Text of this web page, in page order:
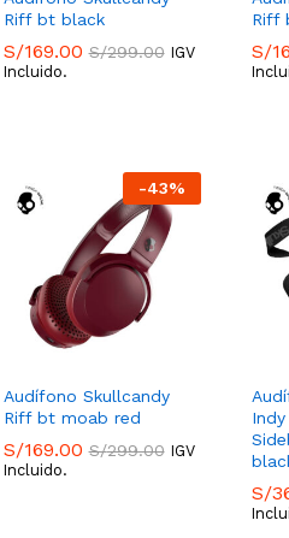
Riff bt black
S/169.00 S/299.00 IGV
Incluido.
Riff
S/
-43%
Audífono Skullcandy
Riff bt moab red
S/169.00 S/299.00 IGV
Incluido.
S/